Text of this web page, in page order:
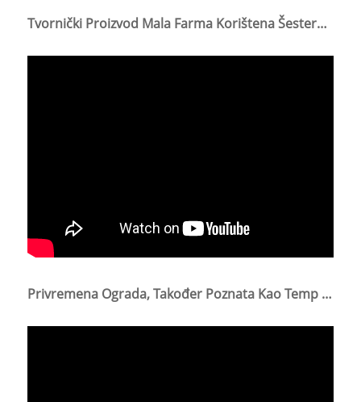
Tvornički Proizvod Mala Farma Korištena Šesterokutna Žičana Mreža 10 Mm/šestokutna Žičana Mreža Za Piletinu
Privremena Ograda, Također Poznata Kao Temp Fencing. Ova Privremena Ograda Se Lako Postavlja I Premješta.